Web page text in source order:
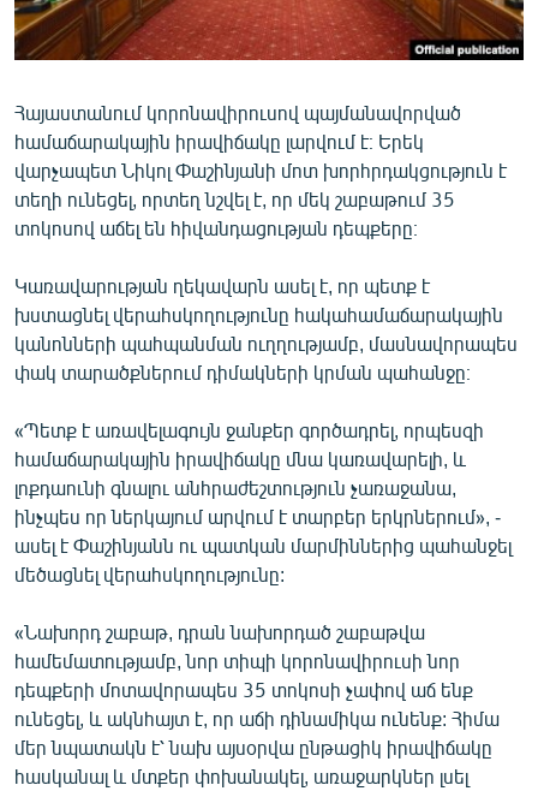
ԿՈՐՈՆԱՎԻՐՈՒՍ
ՏԵՍԱՆՅՈՒԹԵՐ
ԲԱՆԱՎԵՃ
ՁԳՏԵԼՈՎ ԼԱՎԱԳՈՒՅՆԻՆ
ՓՈԴՔԱՍԹ
Հայերեն
English
ՀԵՏԵՎԵՔ ՄԵԶ
«Ազատության» բոլոր կայքերը
Հայաստանում կորոնավիրուսով պայմանավորված
համաճարակային իրավիճակը լարվում է։ Երեկ
վարչապետ Նիկոլ Փաշինյանի մոտ խորհրդակցություն է
տեղի ունեցել, որտեղ նշվել է, որ մեկ շաբաթում 35
տոկոսով աճել են հիվանդացության դեպքերը։
Կառավարության ղեկավարն ասել է, որ պետք է
խստացնել վերահսկողությունը հակահամաճարակային
կանոնների պահպանման ուղղությամբ, մասնավորապես
փակ տարածքներում դիմակների կրման պահանջը։
«Պետք է առավելագույն ջանքեր գործադրել, որպեսզի
համաճարակային իրավիճակը մնա կառավարելի, և
լոքդաունի գնալու անհրաժեշտություն չառաջանա,
ինչպես որ ներկայում արվում է տարբեր երկրներում», -
ասել է Փաշինյանն ու պատկան մարմիններից պահանջել
մեծացնել վերահսկողությունը:
«Նախորդ շաբաթ, դրան նախորդած շաբաթվա
համեմատությամբ, նոր տիպի կորոնավիրուսի նոր
դեպքերի մոտավորապես 35 տոկոսի չափով աճ ենք
ունեցել, և ակնհայտ է, որ աճի դինամիկա ունենք: Հիմա
մեր նպատակն է՝ նախ այսօրվա ընթացիկ իրավիճակը
հասկանալ և մտքեր փոխանակել, առաջարկներ լսել